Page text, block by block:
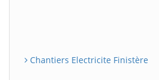
Chantiers Electricite Finistère